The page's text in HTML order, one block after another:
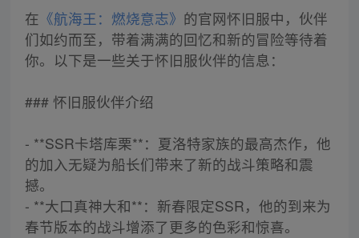
在 《航海王：燃烧意志》 的官网怀旧服中，伙伴
们如约而至，带着满满的回忆和新的冒险等待着
你。以下是一些关于怀旧服伙伴的信息：
### 怀旧服伙伴介绍
- **SSR卡塔库栗**：夏洛特家族的最高杰作，他
的加入无疑为船长们带来了新的战斗策略和震
撼。
- **大口真神大和**：新春限定SSR，他的到来为
春节版本的战斗增添了更多的色彩和惊喜。